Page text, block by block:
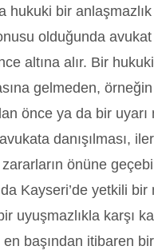
hukuki bir
olduğunda
altına alır. Bir
gelmeden,
önce ya da bir uyarı
avukata danışılması,
önüne
Kayseri’de yetkili bir
uyuşmazlıkla karşı
başından itibaren